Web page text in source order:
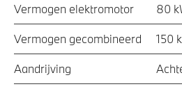
Vermogen elektromotor 80
Vermogen gecombineerd 150
Aandrijving